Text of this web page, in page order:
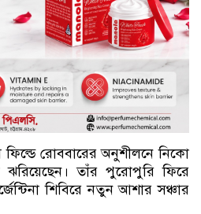
ফিল্ডে রোববারের অনুশীলনে নিকো
ঝরিয়েছেন। তাঁর পুরোপুরি ফিরে
শিবিরে নতুন আশার সঞ্চার